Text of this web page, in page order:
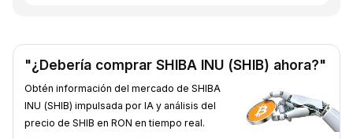
"¿Debería comprar SHIBA INU (SHIB) ahora?"
Obtén información del mercado de SHIBA
INU (SHIB) impulsada por IA y análisis del
precio de SHIB en RON en tiempo real.